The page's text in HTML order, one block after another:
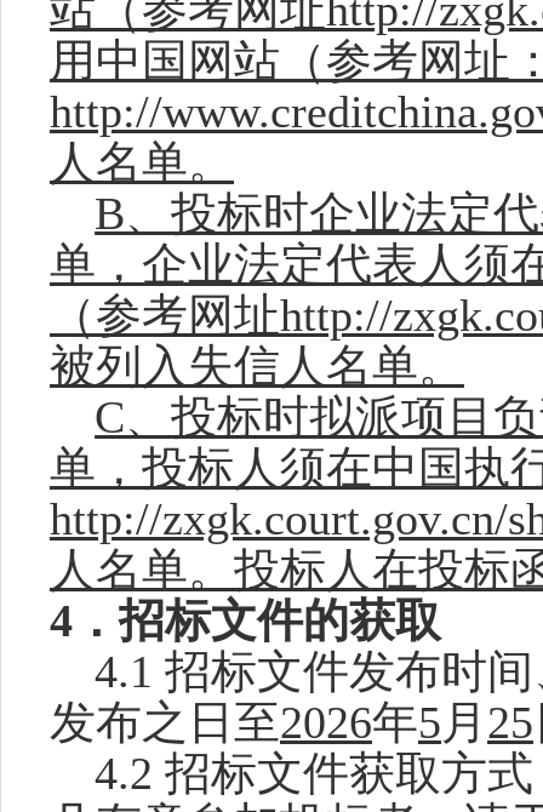
用中国网站（参考网址
http://
人名单。
B、投标时企业法定
单，企业法定代表人须
（参考网址http://
被列入失信人名单。
C、投标时拟派项目
单，投标人须在中国执
http://zxgk.court.gov.cn/
人名单。 投标人在投标
4．招标文件的获取
4.1 招标文件发布时间
发布之日至2026年5月 25
4.2 招标文件获取方